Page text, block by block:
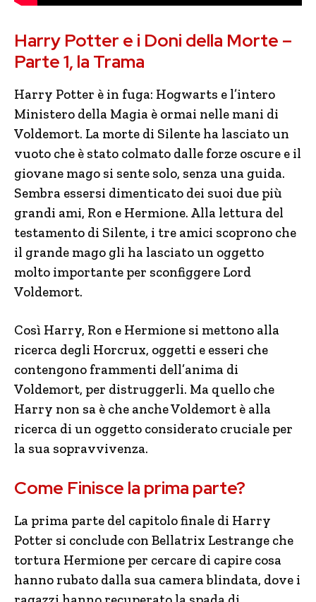
Harry Potter e i Doni della Morte –
Parte 1, la Trama
Harry Potter è in fuga: Hogwarts e l’intero
Ministero della Magia è ormai nelle mani di
Voldemort. La morte di Silente ha lasciato un
vuoto che è stato colmato dalle forze oscure e il
giovane mago si sente solo, senza una guida.
Sembra essersi dimenticato dei suoi due più
grandi ami, Ron e Hermione. Alla lettura del
testamento di Silente, i tre amici scoprono che
il grande mago gli ha lasciato un oggetto
molto importante per sconfiggere Lord
Voldemort.
Così Harry, Ron e Hermione si mettono alla
ricerca degli Horcrux, oggetti e esseri che
contengono frammenti dell’anima di
Voldemort, per distruggerli. Ma quello che
Harry non sa è che anche Voldemort è alla
ricerca di un oggetto considerato cruciale per
la sua sopravvivenza.
Come Finisce la prima parte?
La prima parte del capitolo finale di Harry
Potter si conclude con Bellatrix Lestrange che
tortura Hermione per cercare di capire cosa
hanno rubato dalla sua camera blindata, dove i